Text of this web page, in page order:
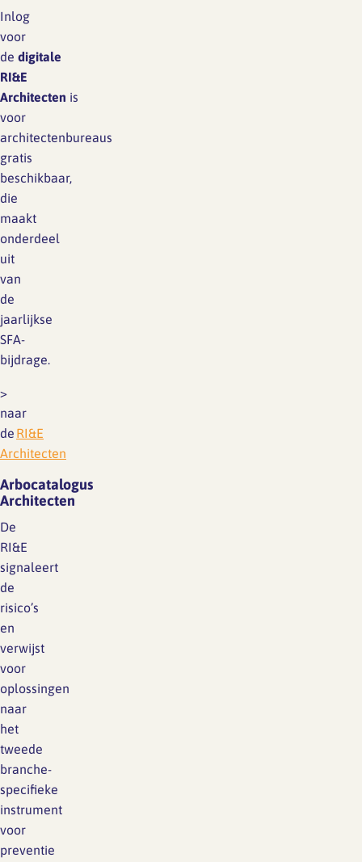
Inlog
voor
de digitale
RI&E
Architecten is
voor
architectenbureaus
gratis
beschikbaar,
die
maakt
onderdeel
uit
van
de
jaarlijkse
SFA-
bijdrage.
>
naar
de RI&E
Architecten
Arbocatalogus
Architecten
De
RI&E
signaleert
de
risico’s
en
verwijst
voor
oplossingen
naar
het
tweede
branche-
specifieke
instrument
voor
preventie